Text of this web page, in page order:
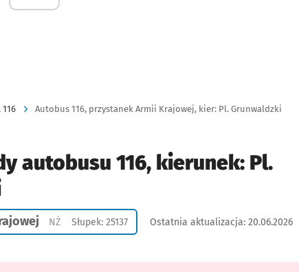
Autobus 116, przystanek Armii Krajowej, kier: Pl. Grunwaldzki
autobusu 116, kierunek: Pl.
NŻPrzystanek na życzenie
Słupek: 25137 Ostatnia aktualizacja: 20.06.2026